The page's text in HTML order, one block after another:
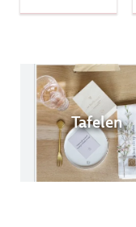
Tafelen